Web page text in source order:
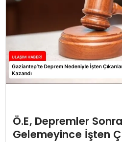
Ö.E, Depremler
Gelemeyince İşten